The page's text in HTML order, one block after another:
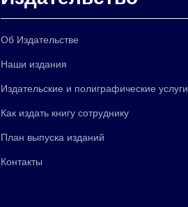
Об Издательстве
Наши издания
Издательские и полиграфические услуги
Как издать книгу сотруднику
План выпуска изданий
Контакты